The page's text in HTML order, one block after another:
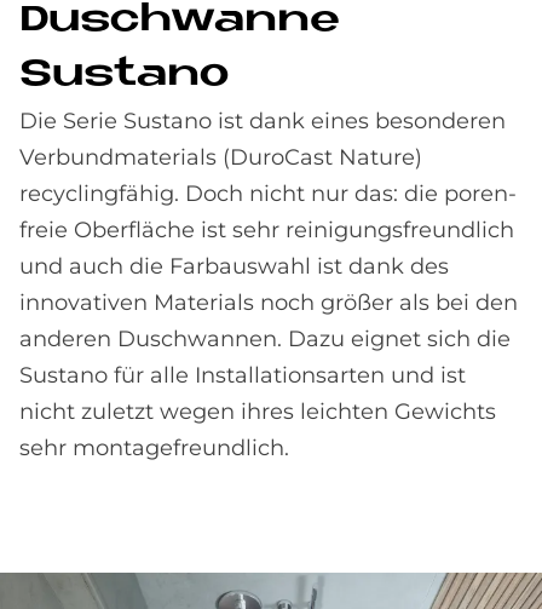
Dusch­wan­ne
Susta­no
Die Serie Sustano ist dank eines be­sonderen
Verbund­materials (DuroCast Nature)
recycling­fähig. Doch nicht nur das: die poren­
freie Ober­fläche ist sehr reinigungs­freundlich
und auch die Farb­auswahl ist dank des
innovativen Materials noch größer als bei den
anderen Dusch­wannen. Dazu eignet sich die
Sustano für alle Installations­arten und ist
nicht zuletzt wegen ihres leichten Gewichts
sehr montage­freundlich.